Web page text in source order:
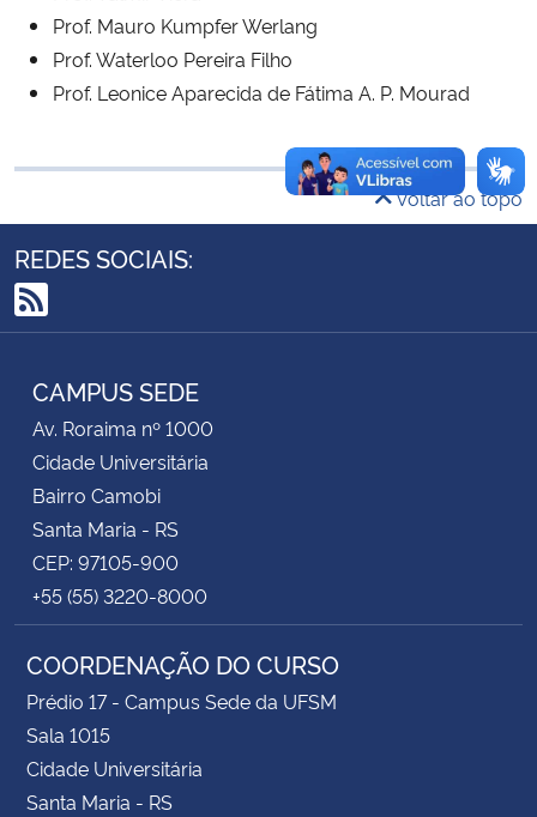
Ministério do Meio Ambiente
Ministério da Mulher, da Família e dos Direitos Humanos
Secretaria-Geral
Secretaria de Governo
Gabinete de Segurança Institucional
Advocacia-Geral da União
Banco Central do Brasil
Planalto
Prof. Mauro Kumpfer Werlang
Prof. Waterloo Pereira Filho
Prof. Leonice Aparecida de Fátima A. P. Mourad
Voltar ao topo
REDES SOCIAIS:
RSS
CAMPUS SEDE
Av. Roraima nº 1000
Cidade Universitária
Bairro Camobi
Santa Maria - RS
CEP: 97105-900
+55 (55) 3220-8000
COORDENAÇÃO DO CURSO
Prédio 17 - Campus Sede da UFSM
Sala 1015
Cidade Universitária
Santa Maria - RS